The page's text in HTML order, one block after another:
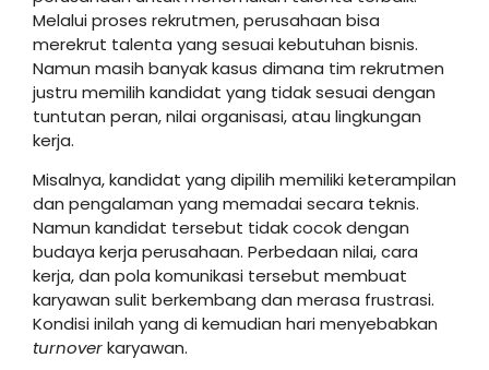
Melalui proses rekrutmen, perusahaan bisa
merekrut talenta yang sesuai kebutuhan bisnis.
Namun masih banyak kasus dimana tim rekrutmen
justru memilih kandidat yang tidak sesuai dengan
tuntutan peran, nilai organisasi, atau lingkungan
kerja.
Misalnya, kandidat yang dipilih memiliki keterampilan
dan pengalaman yang memadai secara teknis.
Namun kandidat tersebut tidak cocok dengan
budaya kerja perusahaan. Perbedaan nilai, cara
kerja, dan pola komunikasi tersebut membuat
karyawan sulit berkembang dan merasa frustrasi.
Kondisi inilah yang di kemudian hari menyebabkan
turnoverkaryawan.